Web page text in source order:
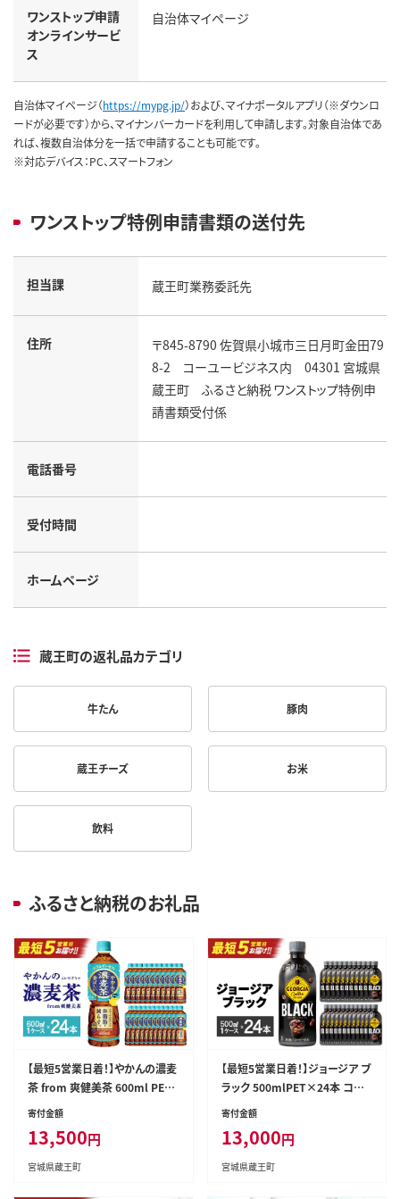
ワンストップ申請
オンラインサービ
ス
自治体マイページ
自治体マイページ（https://mypg.jp/）および、マイナポータルアプリ（※ダウンロ
ードが必要です）から、マイナンバーカードを利用して申請します。対象自治体であ
れば、複数自治体分を一括で申請することも可能です。
※対応デバイス：PC、スマートフォン
ワンストップ特例申請書類の送付先
担当課 蔵王町業務委託先
住所
〒845-8790 佐賀県小城市三日月町金田79
8-2 コーユービジネス内 04301 宮城県
蔵王町 ふるさと納税 ワンストップ特例申
請書類受付係
電話番号
受付時間
ホームページ
蔵王町の返礼品カテゴリ
牛たん 豚肉
蔵王チーズ お米
飲料
ふるさと納税のお礼品
【最短5営業日着！】やかんの濃麦
茶 from 爽健美茶 600ml PET
×24本 コカコーラ 麦茶 茶 お茶
備 備蓄 蔵王 【04301-0928】
寄付金額
13,500円
宮城県蔵王町
【最短5営業日着！】ジョージア ブ
ラック 500mlPET×24本 コカ
コーラ コーヒー 無糖 ブラック
ル【04301-0476】
寄付金額
13,000円
宮城県蔵王町